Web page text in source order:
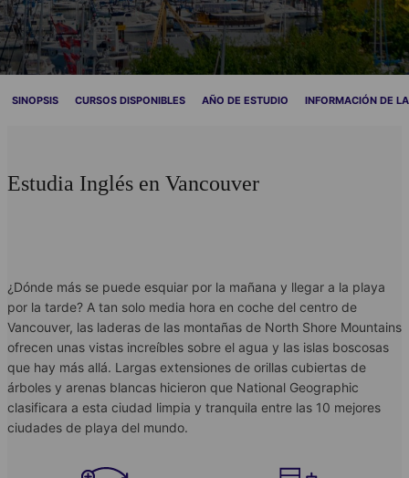
SINOPSIS CURSOS DISPONIBLES AÑO DE ESTUDIO INFORMACIÓN DE
Estudia Inglés en Vancouver
¿Dónde más se puede esquiar por la mañana y llegar a la playa
por la tarde? A tan solo media hora en coche del centro de
Vancouver, las laderas de las montañas de North Shore Mountains
ofrecen unas vistas increíbles sobre el agua y las islas boscosas
que hay más allá. Largas extensiones de orillas cubiertas de
árboles y arenas blancas hicieron que National Geographic
clasificara a esta ciudad limpia y tranquila entre las 10 mejores
ciudades de playa del mundo.